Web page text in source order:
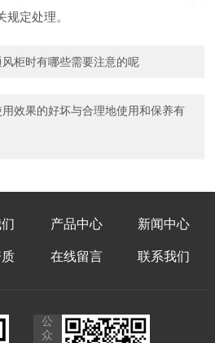
定处理。
柜时有哪些需要注意的呢
效果的好坏与合理地使用和保养有
产品中心 新闻中心
在线留言 联系我们
公
众